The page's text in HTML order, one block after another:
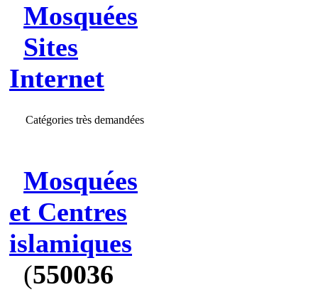
Mosquées
Sites
Internet
Catégories très demandées
Mosquées
et Centres
islamiques
(550036